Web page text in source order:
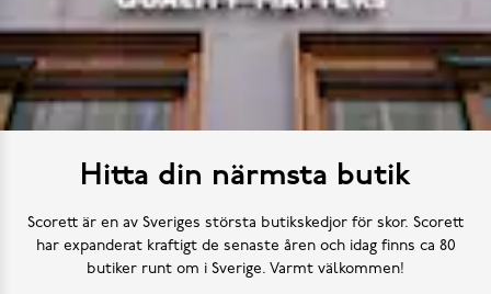
Hitta din närmsta butik
Scorett är en av Sveriges största butikskedjor för skor. Scorett
har expanderat kraftigt de senaste åren och idag finns ca 80
butiker runt om i Sverige. Varmt välkommen!